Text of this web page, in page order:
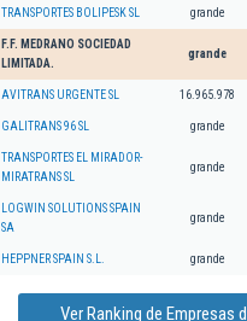
TRANSPORTES BOLIPESK SL grande
F.F. MEDRANO SOCIEDAD
LIMITADA.
grande
AVITRANS URGENTE SL 16.965.978
GALITRANS 96 SL grande
TRANSPORTES EL MIRADOR-
MIRATRANS SL
grande
LOGWIN SOLUTIONS SPAIN
SA
grande
HEPPNER SPAIN S.L. grande
Ver Ranking de Empresas